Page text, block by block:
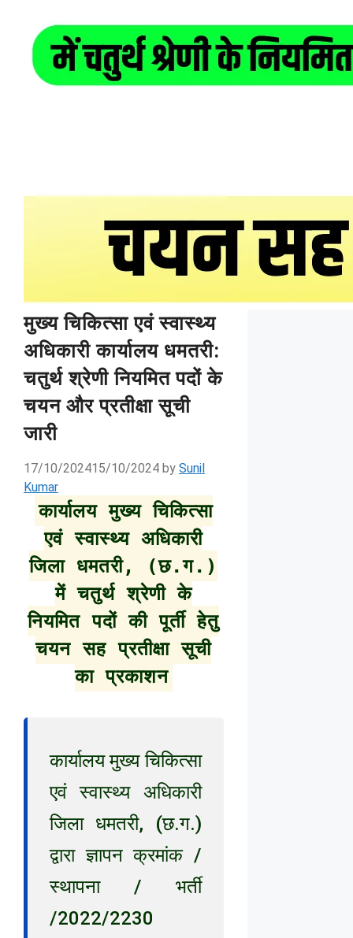
मुख्य चिकित्सा एवं स्वास्थ्य
अधिकारी कार्यालय धमतरी:
चतुर्थ श्रेणी नियमित पदों के
चयन और प्रतीक्षा सूची
जारी
17/10/202415/10/2024 by Sunil
Kumar
कार्यालय मुख्य चिकित्सा
एवं स्वास्थ्य अधिकारी
जिला धमतरी, (छ.ग.)
में चतुर्थ श्रेणी के
नियमित पदों की पूर्ती हेतु
चयन सह प्रतीक्षा सूची
का प्रकाशन
कार्यालय मुख्य चिकित्सा
एवं स्वास्थ्य अधिकारी
जिला धमतरी, (छ.ग.)
द्वारा ज्ञापन क्रमांक /
स्थापना / भर्ती
/2022/2230